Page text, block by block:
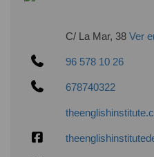
C/ La Mar, 38 Ver
96 578 10 26
678740322